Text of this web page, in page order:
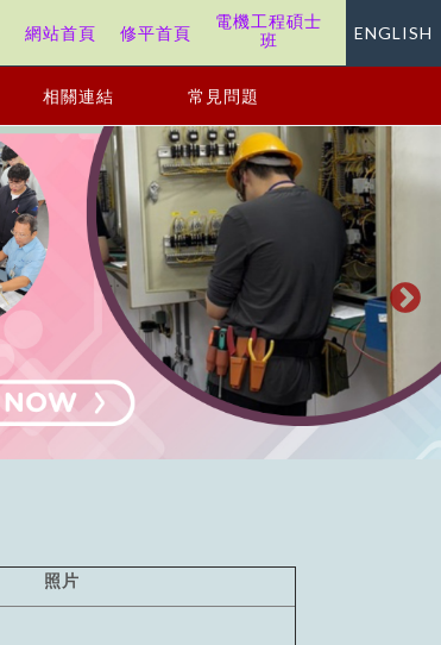
網站首頁 修平首頁
電機工程碩士
班
ENGLISH
相關連結 常見問題
照片